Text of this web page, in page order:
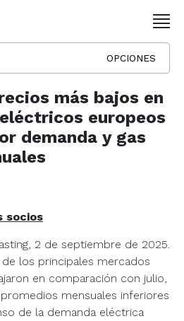
OPCIONES
más bajos en
europeos
demanda y gas
socios
2 de septiembre de 2025.
los principales mercados
en comparación con julio,
mensuales inferiores
de la demanda eléctrica